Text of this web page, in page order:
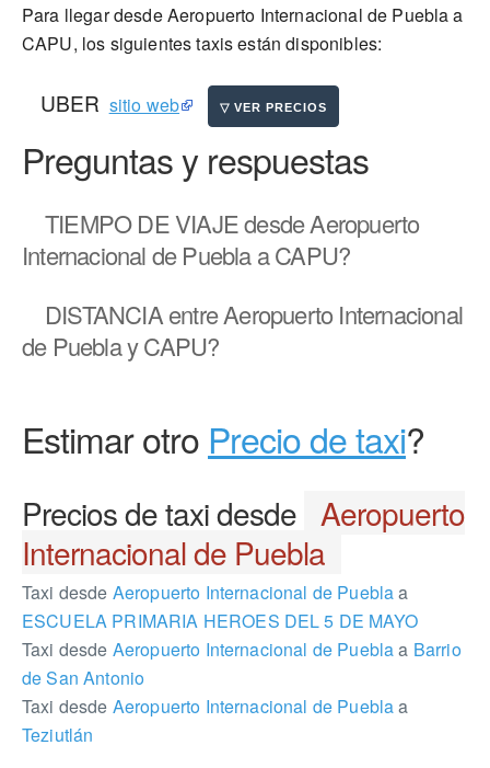
Para llegar desde Aeropuerto Internacional de Puebla a
CAPU, los siguientes taxis están disponibles:
UBER sitio web
Preguntas y respuestas
TIEMPO DE VIAJEdesde Aeropuerto
Internacional de Puebla a CAPU?
DISTANCIAentre Aeropuerto Internacional
de Puebla y CAPU?
Estimar otro Precio de taxi?
Precios de taxi desde Aeropuerto
Internacional de Puebla
Taxi desde Aeropuerto Internacional de Pueblaa
ESCUELA PRIMARIA HEROES DEL 5 DE MAYO
Taxi desde Aeropuerto Internacional de Pueblaa Barrio
de San Antonio
Taxi desde Aeropuerto Internacional de Pueblaa
Teziutlán